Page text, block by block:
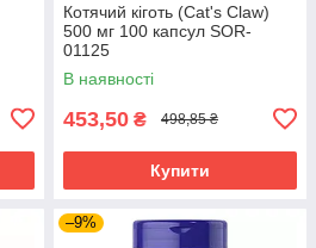
Котячий кіготь (Cat's Claw)
500 мг 100 капсул SOR-
01125
В наявності
453,50 ₴ 498,85 ₴
Купити
–9%